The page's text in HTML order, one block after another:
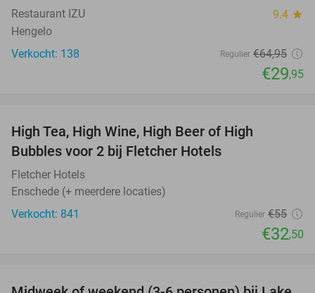
Restaurant IZU 9.4 star
Hengelo
Verkocht: 138
Regulier €64,95
€29,95
High Tea, High Wine, High Beer of High
Bubbles voor 2 bij Fletcher Hotels
Fletcher Hotels
Enschede (+ meerdere locaties)
Verkocht: 841
Regulier €55
€32,50